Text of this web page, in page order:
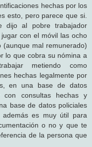
hechas por los
esto, pero parece que si.
dijo al pobre trabajador
con el móvil las ocho
mal remunerado)
lo que cobra su nómina a
metiendo como
hechas legalmente por
en una base de datos
con consultas hechas y
base de datos policiales
es muy útil para
o no y que te
de la persona que